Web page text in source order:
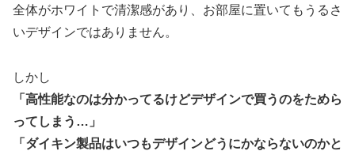
全体がホワイトで清潔感があり、お部屋に置いてもうるさ
いデザインではありません。
しかし
「高性能なのは分かってるけどデザインで買うのをためら
ってしまう…」
「ダイキン製品はいつもデザインどうにかならないのかと